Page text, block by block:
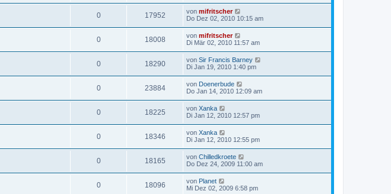
0 17952 von mifritscher
Do Dez 02, 2010 10:15 am
0 18008 von mifritscher
Di Mär 02, 2010 11:57 am
0 18290 von Sir Francis Barney
Di Jan 19, 2010 1:40 pm
0 23884 von Doenerbude
Do Jan 14, 2010 12:09 am
0 18225 von Xanka
Di Jan 12, 2010 12:57 pm
0 18346 von Xanka
Di Jan 12, 2010 12:55 pm
0 18165 von Chilledkroete
Do Dez 24, 2009 11:00 am
0 18096 von Planet
Mi Dez 02, 2009 6:58 pm